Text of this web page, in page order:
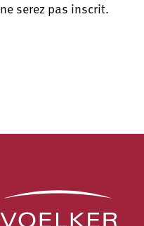
ne serez pas inscrit.